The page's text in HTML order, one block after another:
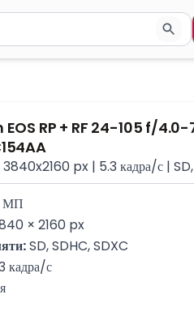
или используйте
RP + RF 24-105 f/4.0-
px | 5.3 кадра/с |
МП
× 2160 px
SD, SDHC, SDXC
кадра/с